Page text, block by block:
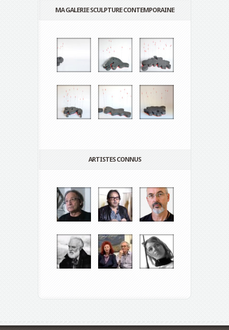
MA GALERIE SCULPTURE CONTEMPORAINE
ARTISTES CONNUS